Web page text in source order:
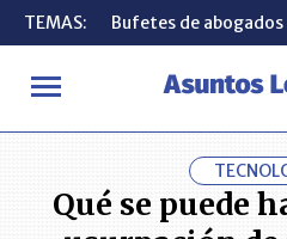
TEMAS: Bufetes de abogados
INICIO CONSUMIDOR Qué se
TEMAS: Bufetes de abogados
Qué se puede